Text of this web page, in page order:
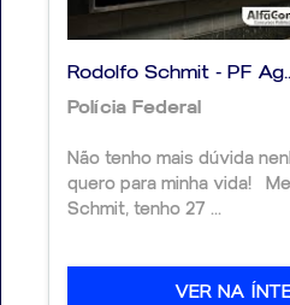
Rodolfo Schmit - PF
Polícia Federal
Não tenho mais dúvida
quero para minha vida!
Schmit, tenho 27 ...
VER NA